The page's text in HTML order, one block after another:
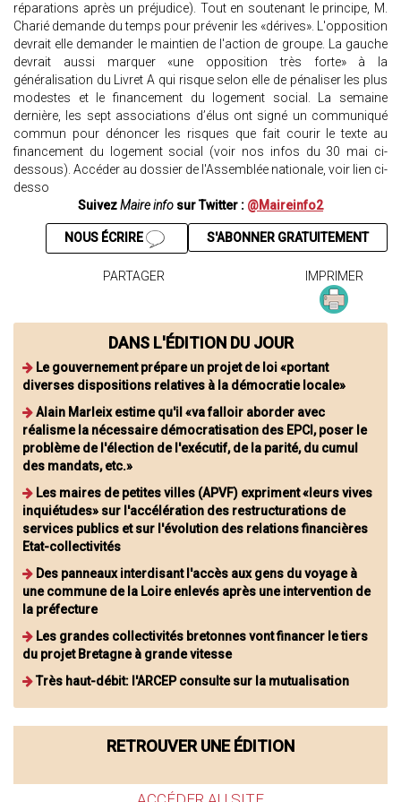
réparations après un préjudice). Tout en soutenant le principe, M.
Charié demande du temps pour prévenir les «dérives». L'opposition
devrait elle demander le maintien de l'action de groupe. La gauche
devrait aussi marquer «une opposition très forte» à la
généralisation du Livret A qui risque selon elle de pénaliser les plus
modestes et le financement du logement social. La semaine
dernière, les sept associations d’élus ont signé un communiqué
commun pour dénoncer les risques que fait courir le texte au
financement du logement social (voir nos infos du 30 mai ci-
dessous). Accéder au dossier de l'Assemblée nationale, voir lien ci-
desso
SuivezMaire info sur Twitter : @Maireinfo2
S'ABONNER GRATUITEMENT
NOUS ÉCRIRE
PARTAGER IMPRIMER
DANS L'ÉDITION DU JOUR
Le gouvernement prépare un projet de loi «portant
diverses dispositions relatives à la démocratie locale»
Alain Marleix estime qu'il «va falloir aborder avec
réalisme la nécessaire démocratisation des EPCI, poser le
problème de l'élection de l'exécutif, de la parité, du cumul
des mandats, etc.»
Les maires de petites villes (APVF) expriment «leurs vives
inquiétudes» sur l'accélération des restructurations de
services publics et sur l'évolution des relations financières
Etat-collectivités
Des panneaux interdisant l'accès aux gens du voyage à
une commune de la Loire enlevés après une intervention de
la préfecture
Les grandes collectivités bretonnes vont financer le tiers
du projet Bretagne à grande vitesse
Très haut-débit: l'ARCEP consulte sur la mutualisation
RETROUVER UNE ÉDITION